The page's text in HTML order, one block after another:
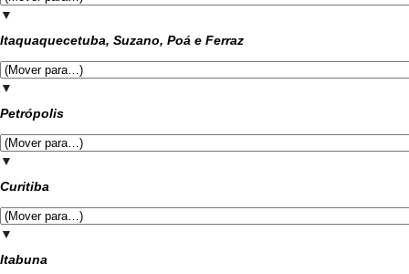
▼
Itaquaquecetuba, Suzano, Poá e Ferraz
▼
Petrópolis
▼
Curitiba
▼
Itabuna